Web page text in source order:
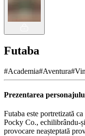
Futaba
#Academia#Aventura#
Prezentarea
Futaba este portretizată
Pocky Co., echilibrându-
provocare neașteptată